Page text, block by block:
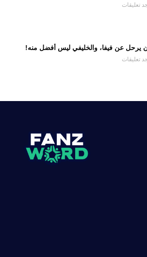
تعليقات
أن يرحل عن فيفا، والخليفي ليس أفضل منه!
تعليقات